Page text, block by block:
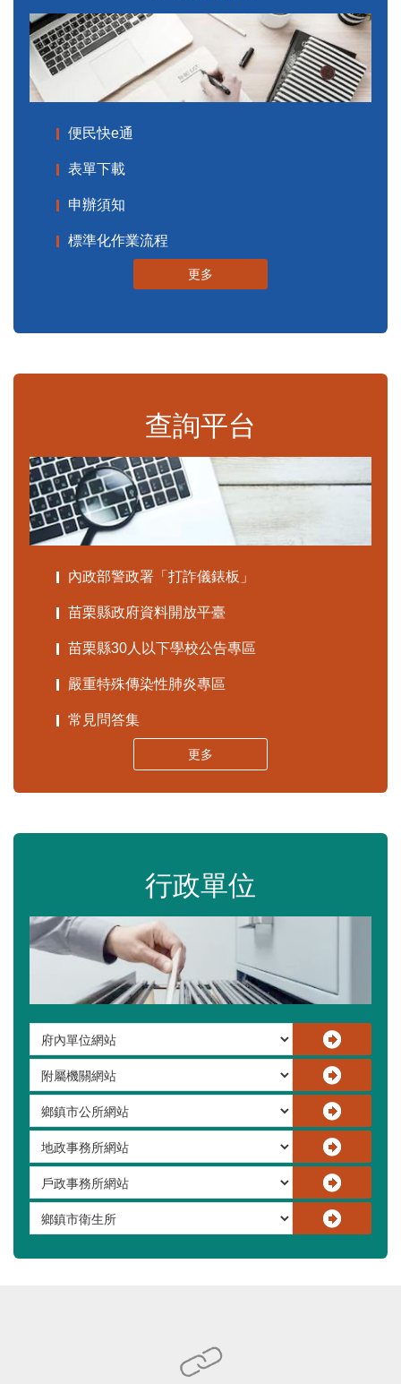
便民快e通
表單下載
申辦須知
標準化作業流程
更多
查詢平台
內政部警政署「打詐儀錶板」
苗栗縣政府資料開放平臺
苗栗縣30人以下學校公告專區
嚴重特殊傳染性肺炎專區
常見問答集
更多
行政單位